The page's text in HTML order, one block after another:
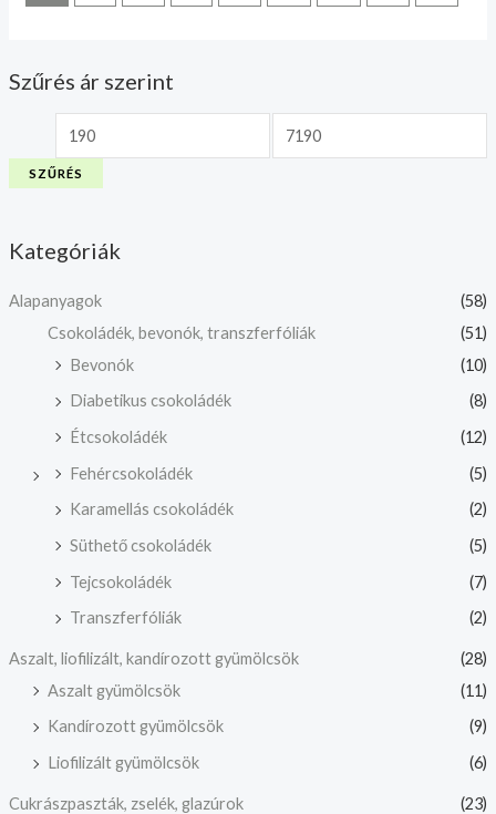
Szűrés ár szerint
SZŰRÉS
Kategóriák
Alapanyagok
(58)
Csokoládék, bevonók, transzferfóliák
(51)
Bevonók
(10)
Diabetikus csokoládék
(8)
Étcsokoládék
(12)
Fehércsokoládék
(5)
Karamellás csokoládék
(2)
Süthető csokoládék
(5)
Tejcsokoládék
(7)
Transzferfóliák
(2)
Aszalt, liofilizált, kandírozott gyümölcsök
(28)
Aszalt gyümölcsök
(11)
Kandírozott gyümölcsök
(9)
Liofilizált gyümölcsök
(6)
Cukrászpaszták, zselék, glazúrok (23)